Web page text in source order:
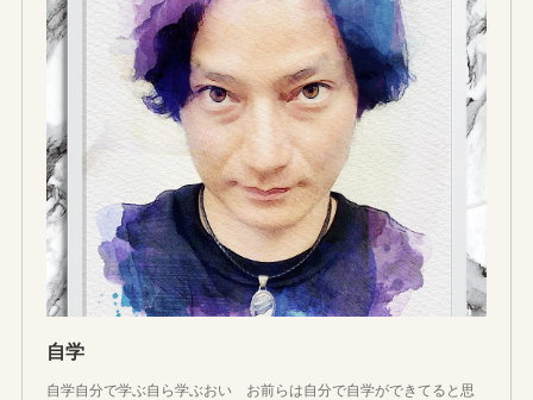
自学
自学自分で学ぶ自ら学ぶおい お前らは自分で自学ができてると思